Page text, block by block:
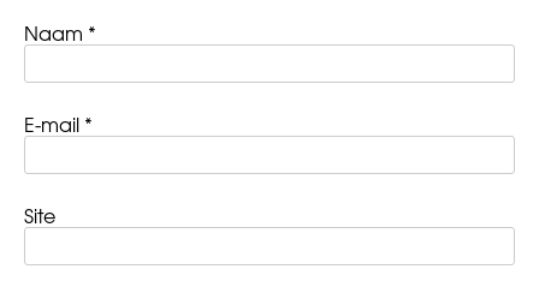
Naam *
E-mail *
Site